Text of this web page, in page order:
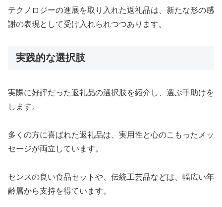
テクノロジーの進展を取り入れた返礼品は、新たな形の感
謝の表現として受け入れられつつあります。
実践的な選択肢
実際に好評だった返礼品の選択肢を紹介し、選ぶ手助けを
します。
多くの方に喜ばれた返礼品は、実用性と心のこもったメッ
セージが両立しています。
センスの良い食品セットや、伝統工芸品などは、幅広い年
齢層から支持を得ています。